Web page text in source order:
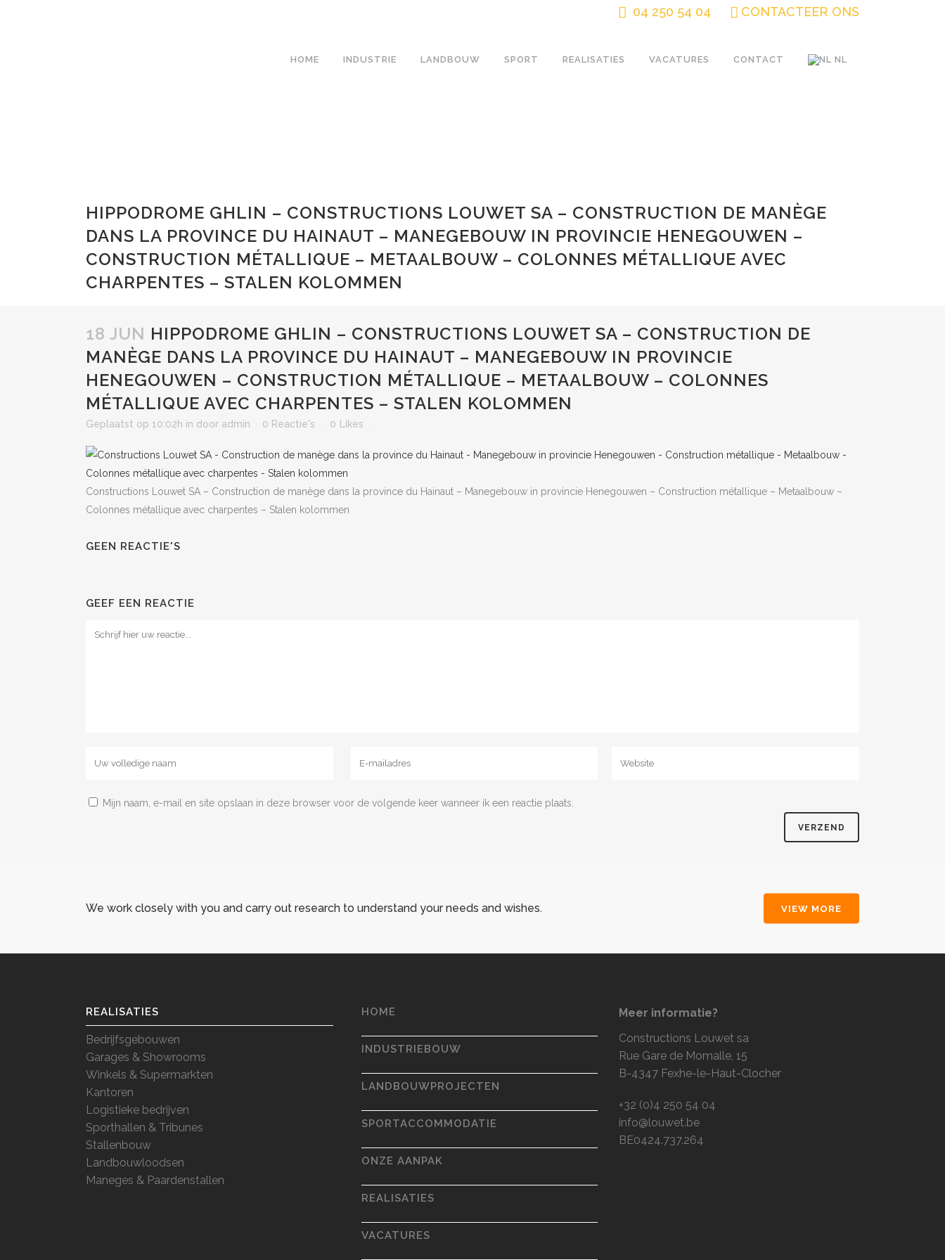
04 250 54 04 CONTACTEER ONS
HOME INDUSTRIE LANDBOUW SPORT REALISATIES VACATURES CONTACT NL
HIPPODROME GHLIN – CONSTRUCTIONS LOUWET SA – CONSTRUCTION DE MANÈGE
DANS LA PROVINCE DU HAINAUT – MANEGEBOUW IN PROVINCIE HENEGOUWEN –
CONSTRUCTION MÉTALLIQUE – METAALBOUW – COLONNES MÉTALLIQUE AVEC
CHARPENTES – STALEN KOLOMMEN
18 JUN HIPPODROME GHLIN – CONSTRUCTIONS LOUWET SA – CONSTRUCTION DE
MANÈGE DANS LA PROVINCE DU HAINAUT – MANEGEBOUW IN PROVINCIE
HENEGOUWEN – CONSTRUCTION MÉTALLIQUE – METAALBOUW – COLONNES
MÉTALLIQUE AVEC CHARPENTES – STALEN KOLOMMEN
Geplaatst op 10:02h in door admin 0 Reactie's 0 Likes
Constructions Louwet SA – Construction de manège dans la province du Hainaut – Manegebouw in provincie Henegouwen – Construction métallique – Metaalbouw –
Colonnes métallique avec charpentes – Stalen kolommen
GEEN REACTIE'S
GEEF EEN REACTIE
Mijn naam, e-mail en site opslaan in deze browser voor de volgende keer wanneer ik een reactie plaats.
We work closely with you and carry out research to understand your needs and wishes. VIEW MORE
REALISATIES
Bedrijfsgebouwen
Garages & Showrooms
Winkels & Supermarkten
Kantoren
Logistieke bedrijven
Sporthallen & Tribunes
Stallenbouw
Landbouwloodsen
Maneges & Paardenstallen
HOME
INDUSTRIEBOUW
LANDBOUWPROJECTEN
SPORTACCOMMODATIE
ONZE AANPAK
REALISATIES
VACATURES
Meer informatie?
Constructions Louwet sa
Rue Gare de Momalle, 15
B-4347 Fexhe-le-Haut-Clocher
+32 (0)4 250 54 04
info@louwet.be
BE0424.737.264